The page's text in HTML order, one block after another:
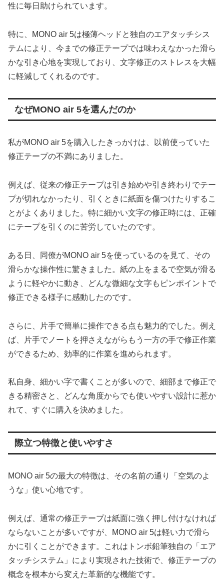
性に毎日助けられています。
特に、MONO air 5は極薄ヘッドと独自のエアタッチシス
テムにより、今までの修正テープでは味わえなかった滑ら
かな引き心地を実現しており、文字修正のストレスを大幅
に軽減してくれるのです。
なぜMONO air 5を選んだのか
私がMONO air 5を購入したきっかけは、以前使っていた
修正テープの不満にありました。
例えば、従来の修正テープは引き始めや引き終わりでテー
プが切れなかったり、引くときに紙面を傷つけたりするこ
とがよくありました。特に細かい文字の修正時には、正確
にテープを引くのに苦労していたのです。
ある日、同僚がMONO air 5を使っているのを見て、その
滑らかな操作性に驚きました。紙の上をまるで空気が滑る
ように軽やかに動き、どんな微細な文字もピンポイントで
修正できる様子に感動したのです。
さらに、片手で簡単に操作できる点も魅力的でした。例え
ば、片手でノートを押さえながらもう一方の手で修正作業
ができるため、効率的に作業を進められます。
私自身、細かい字で書くことが多いので、細部まで修正で
きる精密さと、どんな角度からでも使いやすい設計に惹か
れて、すぐに購入を決めました。
際立つ特徴と使いやすさ
MONO air 5の最大の特徴は、その名前の通り「空気のよ
うな」使い心地です。
例えば、通常の修正テープは紙面に強く押し付けなければ
ならないことが多いですが、MONO air 5は軽い力で滑ら
かに引くことができます。これはトンボ鉛筆独自の「エア
タッチシステム」により実現された技術で、修正テープの
概念を根本から変えた革新的な機能です。